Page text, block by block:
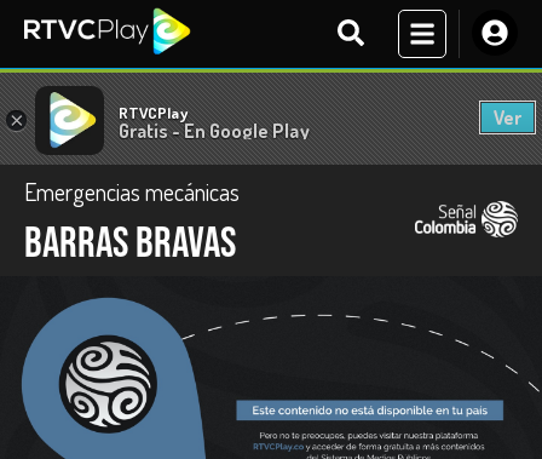
× RTVCPlay
Gratis - En Google Play
Ver
Emergencias mecánicas
Barras bravas